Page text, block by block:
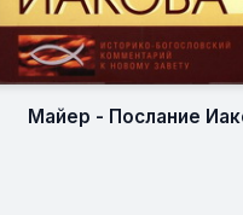
Майер - Послание